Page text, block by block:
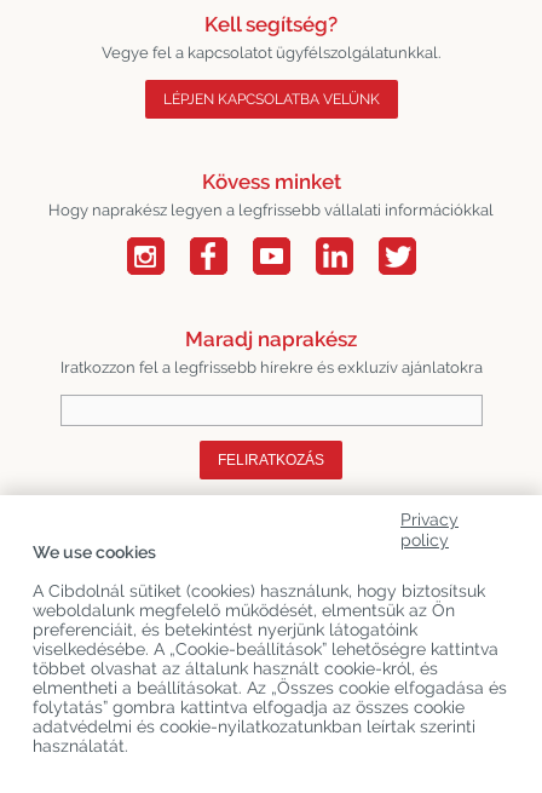
Kell segítség?
Vegye fel a kapcsolatot ügyfélszolgálatunkkal.
LÉPJEN KAPCSOLATBA VELÜNK
Kövess minket
Hogy naprakész legyen a legfrissebb vállalati információkkal
Maradj naprakész
Iratkozzon fel a legfrissebb hírekre és exkluzív ajánlatokra
FELIRATKOZÁS
Termékkategóriák
Vevőszolgálat
Legújabb CBD Blogok
Privacy
policy
We use cookies
A Cibdolnál sütiket (cookies) használunk, hogy biztosítsuk
weboldalunk megfelelő működését, elmentsük az Ön
preferenciáit, és betekintést nyerjünk látogatóink
viselkedésébe. A „Cookie-beállítások” lehetőségre kattintva
többet olvashat az általunk használt cookie-król, és
elmentheti a beállításokat. Az „Összes cookie elfogadása és
folytatás” gombra kattintva elfogadja az összes cookie
adatvédelmi és cookie-nyilatkozatunkban leírtak szerinti
használatát.
Cibdol